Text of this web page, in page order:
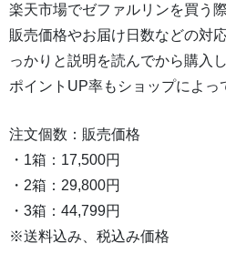
楽天市場でゼファルリンを買う
販売価格やお届け日数などの対
っかりと説明を読んでから購入
ポイントUP率もショップによっ
注文個数：販売価格
・1箱：17,500円
・2箱：29,800円
・3箱：44,799円
※送料込み、税込み価格